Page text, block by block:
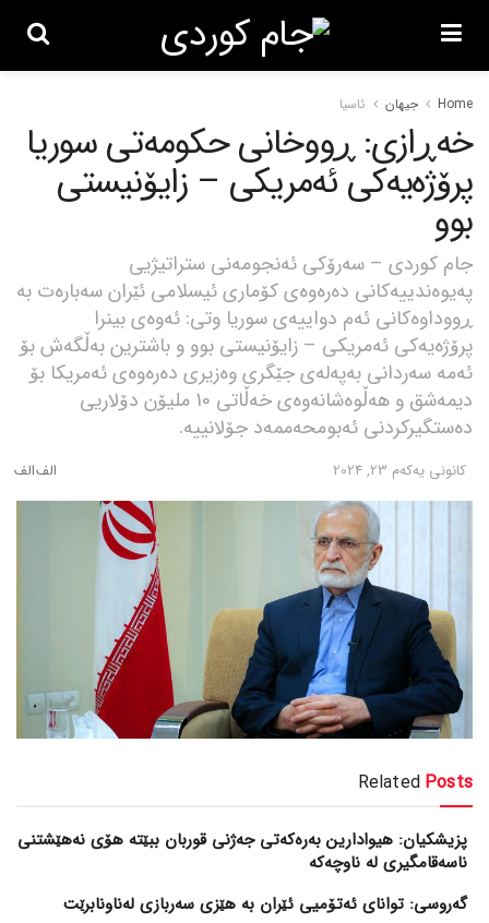
Home جیهان ئاسیا
خەڕازی: ڕووخانی حکومەتی سوریا
پرۆژەیەکی ئەمریکی – زایۆنیستی
بوو
جام کوردی – سەرۆکی ئەنجومەنی ستراتیژیی
پەیوەندییەکانی دەرەوەی کۆماری ئیسلامی ئێران سەبارەت بە
ڕووداوەکانی ئەم دواییەی سوریا وتی: ئەوەی بینرا
پرۆژەیەکی ئەمریکی – زایۆنیستی بوو و باشترین بەڵگەش بۆ
ئەمە سەردانی بەپەلەی جێگری وەزیری دەرەوەی ئەمریکا بۆ
دیمەشق و هەڵوەشانەوەی خەڵاتی 10 ملیۆن دۆلاریی
دەستگیرکردنی ئەبومحەممەد جۆلانییە.
كانونی یه‌كه‌م 23, 2024
Related Posts
پزیشکیان: هیوادارین بەرەکەتی جەژنی قوربان ببێتە هۆی نەهێشتنی
ناسەقامگیری لە ناوچەکە
گەروسی: توانای ئەتۆمیی ئێران بە هێزی سەربازی لەناونابرێت